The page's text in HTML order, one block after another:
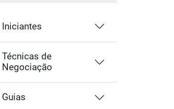
Iniciantes
Técnicas de
Negociação
Guias